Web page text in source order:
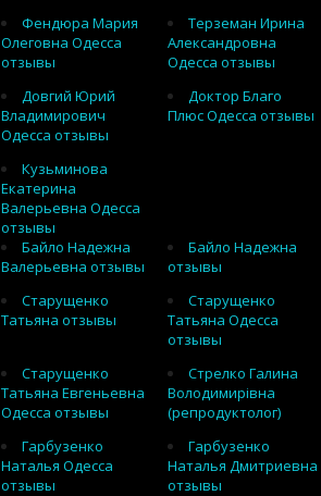
Фендюра Мария
Олеговна Одесса
отзывы
Терземан Ирина
Александровна
Одесса отзывы
Довгий Юрий
Владимирович
Одесса отзывы
Доктор Благо
Плюс Одесса отзывы
Кузьминова
Екатерина
Валерьевна Одесса
отзывы
Байло Надежна
Валерьевна отзывы
Байло Надежна
отзывы
Старущенко
Татьяна отзывы
Старущенко
Татьяна Одесса
отзывы
Старущенко
Татьяна Евгеньевна
Одесса отзывы
Стрелко Галина
Володимирівна
(репродуктолог)
Гарбузенко
Наталья Одесса
отзывы
Гарбузенко
Наталья Дмитриевна
отзывы